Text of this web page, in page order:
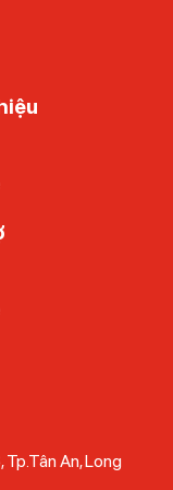
tư vấn từ nhân
An, Long